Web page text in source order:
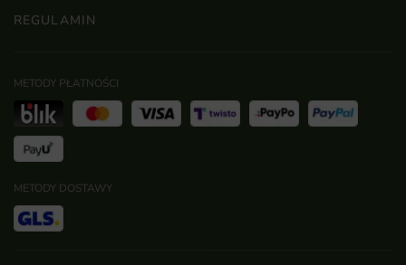
REGULAMIN
METODY PŁATNOŚCI
METODY DOSTAWY